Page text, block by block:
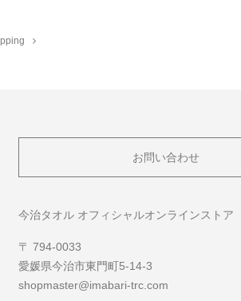
お問い合わせ
今治タオル オフィシャルオンラインストア
〒 794-0033
愛媛県今治市東門町5-14-3
shopmaster@imabari-trc.com